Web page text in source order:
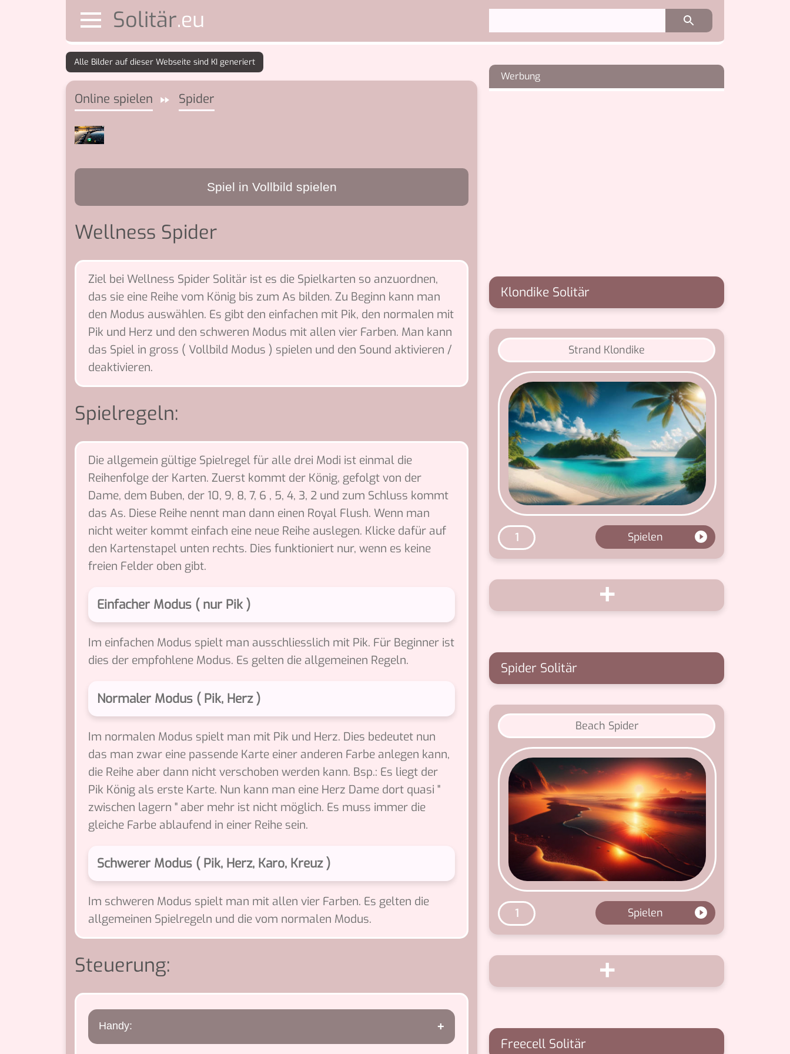
Solitär
Online spielen Spider
Spiel in Vollbild spielen
Wellness Spider
Ziel bei Wellness Spider Solitär ist es die Spielkarten so anzuordnen,
das sie eine Reihe vom König bis zum As bilden. Zu Beginn kann man
den Modus auswählen. Es gibt den einfachen mit Pik, den normalen mit
Pik und Herz und den schweren Modus mit allen vier Farben. Man kann
das Spiel in gross ( Vollbild Modus ) spielen und den Sound aktivieren /
deaktivieren.
Spielregeln:
Die allgemein gültige Spielregel für alle drei Modi ist einmal die
Reihenfolge der Karten. Zuerst kommt der König, gefolgt von der
Dame, dem Buben, der 10, 9, 8, 7, 6 , 5, 4, 3, 2 und zum Schluss kommt
das As. Diese Reihe nennt man dann einen Royal Flush. Wenn man
nicht weiter kommt einfach eine neue Reihe auslegen. Klicke dafür auf
den Kartenstapel unten rechts. Dies funktioniert nur, wenn es keine
freien Felder oben gibt.
Einfacher Modus ( nur Pik )
Im einfachen Modus spielt man ausschliesslich mit Pik. Für Beginner ist
dies der empfohlene Modus. Es gelten die allgemeinen Regeln.
Normaler Modus ( Pik, Herz )
Im normalen Modus spielt man mit Pik und Herz. Dies bedeutet nun
das man zwar eine passende Karte einer anderen Farbe anlegen kann,
die Reihe aber dann nicht verschoben werden kann. Bsp.: Es liegt der
Pik König als erste Karte. Nun kann man eine Herz Dame dort quasi "
zwischen lagern " aber mehr ist nicht möglich. Es muss immer die
gleiche Farbe ablaufend in einer Reihe sein.
Schwerer Modus ( Pik, Herz, Karo, Kreuz )
Im schweren Modus spielt man mit allen vier Farben. Es gelten die
allgemeinen Spielregeln und die vom normalen Modus.
Steuerung:
Handy:
Klondike Solitär
Strand Klondike
1 Spielen
+
Spider Solitär
Beach Spider
1 Spielen
+
Freecell Solitär